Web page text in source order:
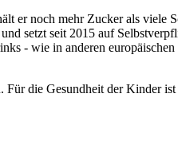
er noch mehr Zucker als viele
setzt seit 2015 auf
- wie in anderen
die Gesundheit der Kinder